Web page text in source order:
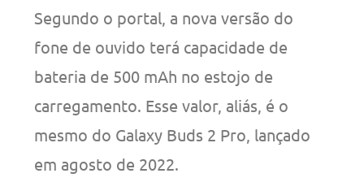
Segundo o portal, a nova versão do
fone de ouvido terá capacidade de
bateria de 500 mAh no estojo de
carregamento. Esse valor, aliás, é o
mesmo do Galaxy Buds 2 Pro, lançado
em agosto de 2022.